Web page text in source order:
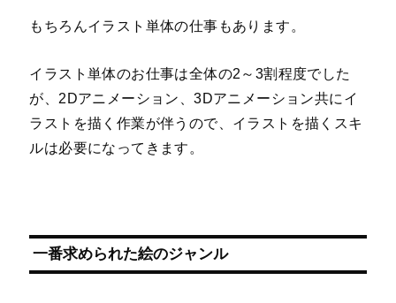
もちろんイラスト単体の仕事もあります。
イラスト単体のお仕事は全体の2～3割程度でした
が、2Dアニメーション、3Dアニメーション共にイ
ラストを描く作業が伴うので、イラストを描くスキ
ルは必要になってきます。
一番求められた絵のジャンル